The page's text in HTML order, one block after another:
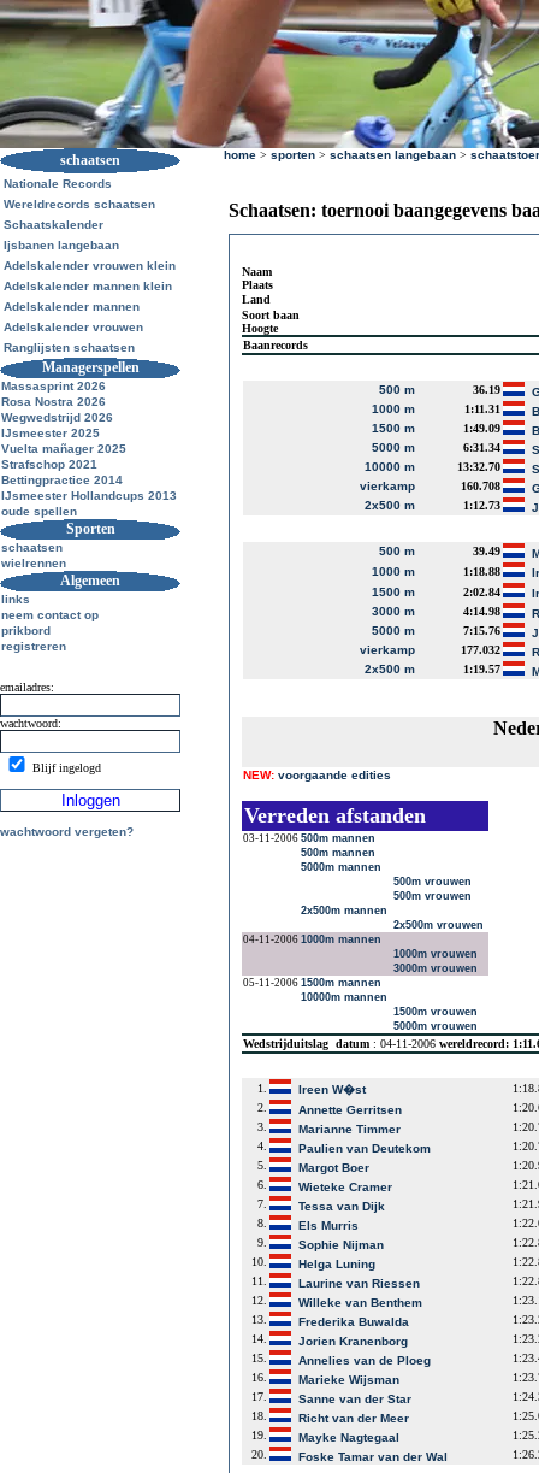
schaatsen
Nationale Records
Wereldrecords schaatsen
Schaatskalender
Ijsbanen langebaan
Adelskalender vrouwen klein
Adelskalender mannen klein
Adelskalender mannen
Adelskalender vrouwen
Ranglijsten schaatsen
Managerspellen
Massasprint 2026
Rosa Nostra 2026
Wegwedstrijd 2026
IJsmeester 2025
Vuelta mañager 2025
Strafschop 2021
Bettingpractice 2014
IJsmeester Hollandcups 2013
oude spellen
Sporten
schaatsen
wielrennen
Algemeen
links
neem contact op
prikbord
registreren
emailadres:
wachtwoord:
Blijf ingelogd
wachtwoord vergeten?
home > sporten > schaatsen langebaan >
Schaatsen: toernooi baangegevens
Naam
Plaats
Land
Soort baan
Hoogte
Baanrecords
500 m 36.19
1000 m
1:11.31
1500 m
1:49.09
5000 m
6:31.34
10000 m
13:32.70
vierkamp
160.708
2x500 m
1:12.73
500 m 39.49
1000 m
1:18.88
1500 m
2:02.84
3000 m
4:14.98
5000 m
7:15.76
vierkamp
177.032
2x500 m
1:19.57
NEW: voorgaande edities
Verreden afstanden
03-11-2006 500m mannen
500m mannen
5000m mannen
500m vrouwen
500m vrouwen
2x500m mannen
2x500m vrouwen
04-11-2006 1000m mannen
1000m vrouwen
3000m vrouwen
05-11-2006 1500m mannen
10000m mannen
1500m vrouwen
5000m vrouwen
Wedstrijduitslag datum : 04-11-2006 wereldrecord:
1. Ireen W�st
2.
Annette Gerritsen
3.
Marianne Timmer
4.
Paulien van Deutekom
5.
Margot Boer
6.
Wieteke Cramer
7.
Tessa van Dijk
8.
Els Murris
9.
Sophie Nijman
10.
Helga Luning
11.
Laurine van Riessen
12.
Willeke van Benthem
13.
Frederika Buwalda
14.
Jorien Kranenborg
15.
Annelies van de Ploeg
16.
Marieke Wijsman
17.
Sanne van der Star
18.
Richt van der Meer
19.
Mayke Nagtegaal
20.
Foske Tamar van der Wal